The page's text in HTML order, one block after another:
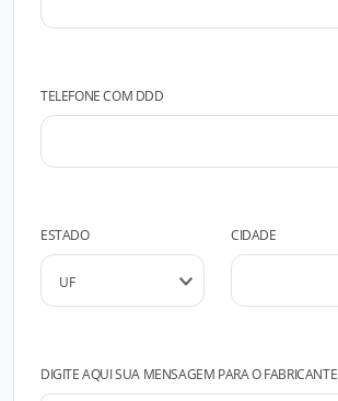
TELEFONE COM DDD
ESTADO CIDADE
DIGITE AQUI SUA MENSAGEM PARA O FABRICANTE